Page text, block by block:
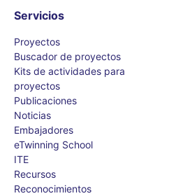
Servicios
Proyectos
Buscador de proyectos
Kits de actividades para
proyectos
Publicaciones
Noticias
Embajadores
eTwinning School
ITE
Recursos
Reconocimientos